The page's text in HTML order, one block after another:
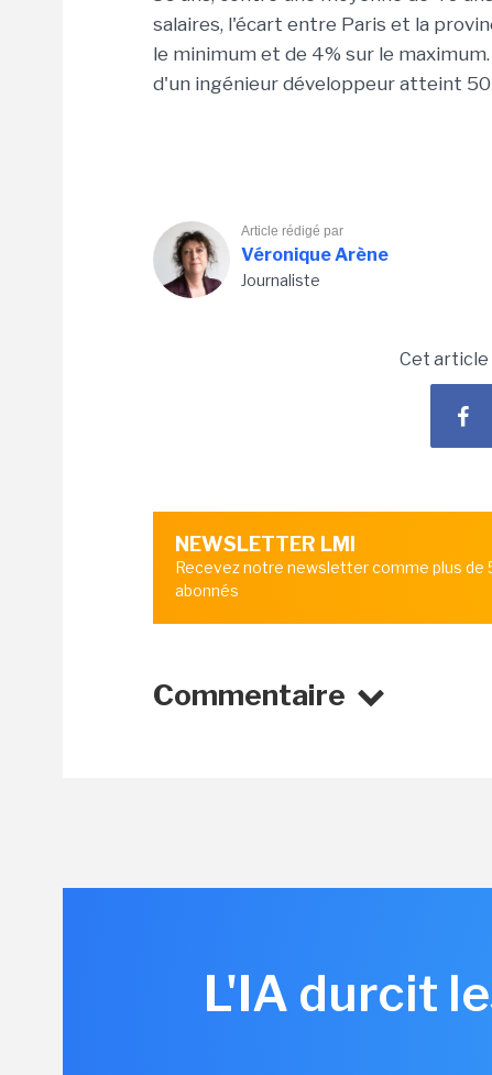
salaires, l'écart entre Paris et la
le minimum et de 4% sur le
d'un ingénieur développeur atteint
Article rédigé par
Véronique Arène
Journaliste
Cet article
NEWSLETTER LMI
Recevez notre newsletter comme plus
abonnés
Commentaire
L'IA durcit